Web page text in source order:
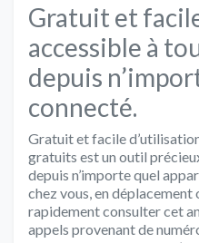
Gratuit et
accessible à
depuis
connecté.
Gratuit et facile
gratuits est un outil
depuis n’importe quel
chez vous, en déplacement
rapidement consulter cet
appels provenant de